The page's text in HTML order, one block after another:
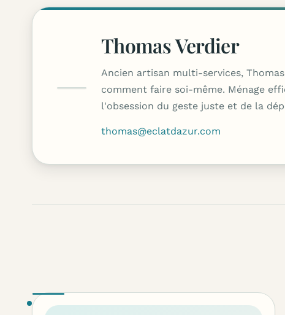
Thomas Verdier
Ancien artisan multi-services,
comment faire soi-même. Ménage
l'obsession du geste juste et de la
thomas@eclatdazur.com